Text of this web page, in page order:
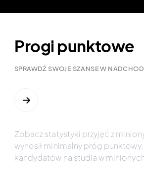
Progi punktowe
SPRAWDŹ SWOJE SZANSE W
Zobacz statystyki przyjęć z
wynosił minimalny próg
kandydatów na studia w